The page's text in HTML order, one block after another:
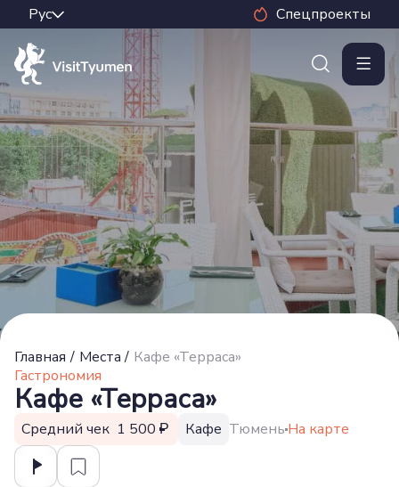
Спецпроекты
Главная / Места / Кафе «Терраса»
Гастрономия
Кафе «Терраса»
Средний чек 1 500 Кафе ТюменьНа карте